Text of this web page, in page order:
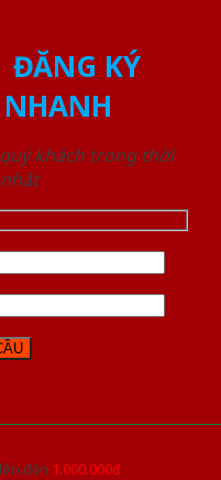
ĐĂNG KÝ
khách trong thời
đến 1.000.000đ